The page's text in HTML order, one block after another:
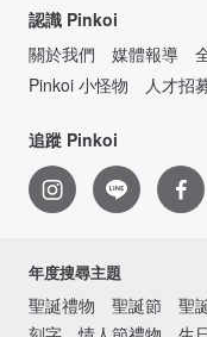
認識 Pinkoi
關於我們
媒體報導
Pinkoi 小怪物
人才招
追蹤 Pinkoi
年度搜尋主題
聖誕禮物 聖誕節 聖